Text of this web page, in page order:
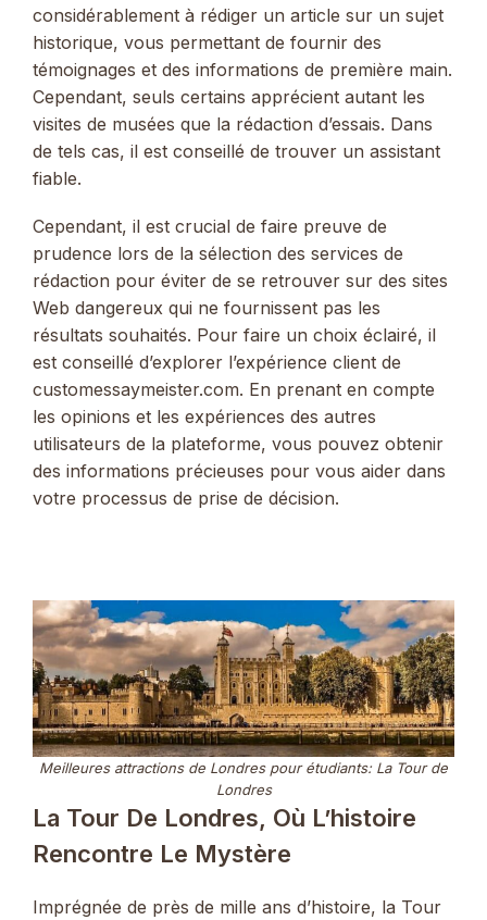
considérablement à rédiger un article sur un sujet
historique, vous permettant de fournir des
témoignages et des informations de première main.
Cependant, seuls certains apprécient autant les
visites de musées que la rédaction d’essais. Dans
de tels cas, il est conseillé de trouver un assistant
fiable.
Cependant, il est crucial de faire preuve de
prudence lors de la sélection des services de
rédaction pour éviter de se retrouver sur des sites
Web dangereux qui ne fournissent pas les
résultats souhaités. Pour faire un choix éclairé, il
est conseillé d’explorer l’expérience client de
customessaymeister.com. En prenant en compte
les opinions et les expériences des autres
utilisateurs de la plateforme, vous pouvez obtenir
des informations précieuses pour vous aider dans
votre processus de prise de décision.
Meilleures attractions de Londres pour étudiants: La Tour de
Londres
La Tour De Londres, Où L’histoire
Rencontre Le Mystère
Imprégnée de près de mille ans d’histoire, la Tour